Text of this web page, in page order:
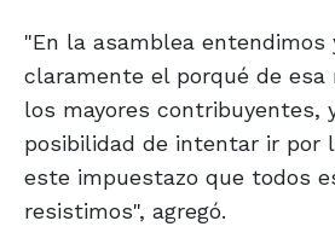
"En la asamblea entendimos
claramente el porqué de esa
los mayores contribuyentes,
posibilidad de intentar ir por
este impuestazo que todos
resistimos", agregó.